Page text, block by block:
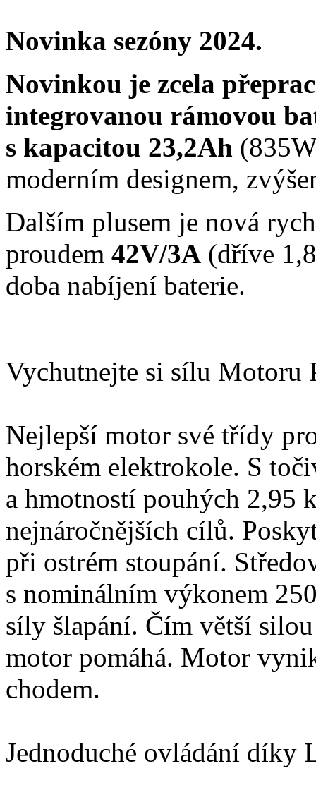
Novinka sezóny 2024.
Novinkou je zcela
integrovanou rámovou
s kapacitou 23,2Ah
moderním designem,
Dalším plusem je nová
proudem 42V/3A (dříve
doba nabíjení baterie.
Vychutnejte si sílu Motoru
Nejlepší motor své třídy
horském elektrokole. S
a hmotností pouhých 2,95
nejnáročnějších cílů.
při ostrém stoupání.
s nominálním výkonem
síly šlapání. Čím větší
motor pomáhá. Motor
chodem.
Jednoduché ovládání